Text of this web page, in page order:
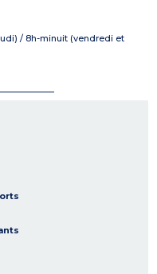
/ 8h-minuit (vendredi et